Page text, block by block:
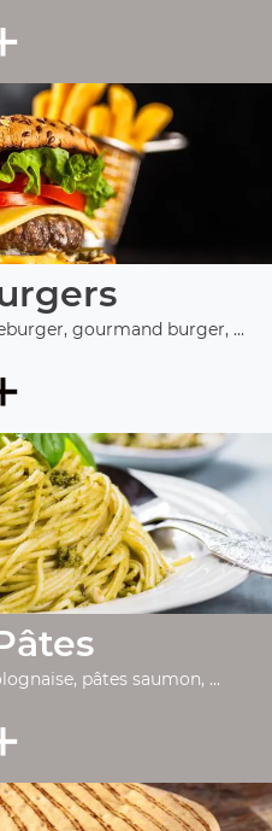
gourmand burger, ...
pâtes saumon, ...